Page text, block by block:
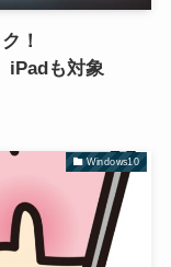
！
iPadも対象
Windows10